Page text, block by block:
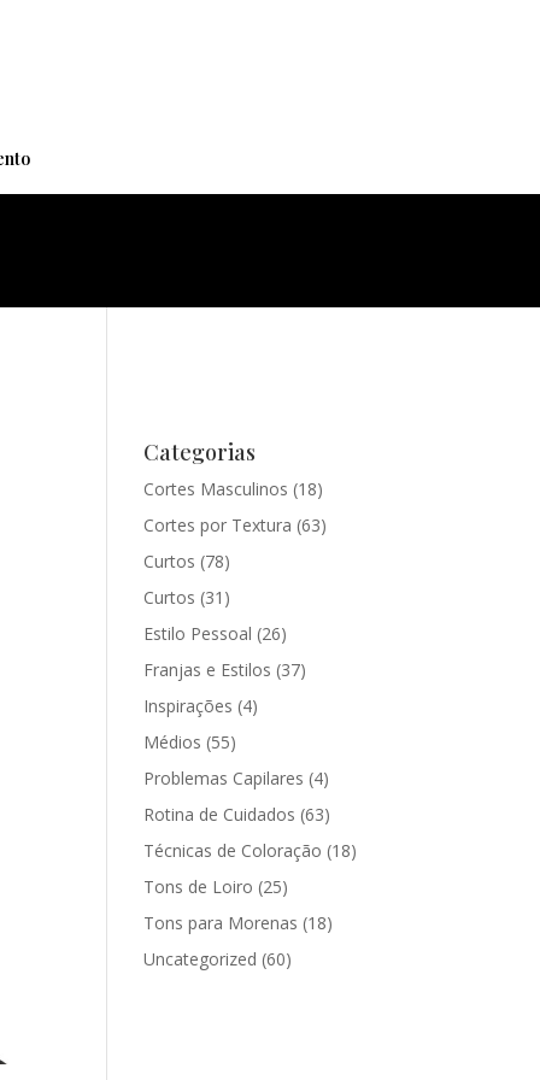
Categorias
Cortes Masculinos (18)
Cortes por Textura (63)
Curtos (78)
Curtos (31)
Estilo Pessoal (26)
Franjas e Estilos (37)
Inspirações (4)
Médios (55)
Problemas Capilares (4)
Rotina de Cuidados (63)
Técnicas de Coloração (18)
Tons de Loiro (25)
Tons para Morenas (18)
Uncategorized (60)